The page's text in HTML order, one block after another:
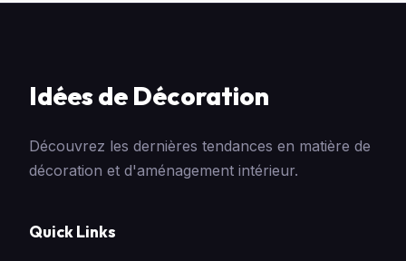
Idées de Décoration
Découvrez les dernières tendances en matière de
décoration et d'aménagement intérieur.
Quick Links